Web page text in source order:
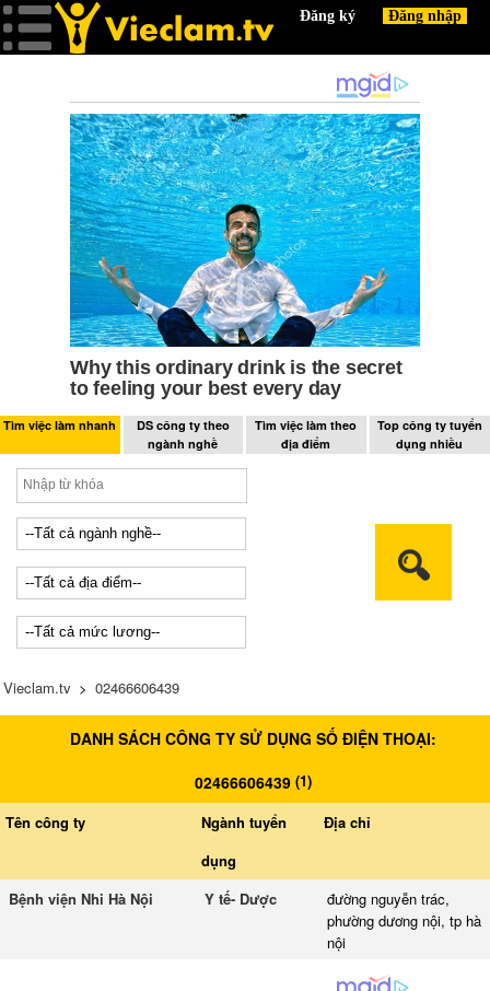
Tìm việc làm nhanh
DS công ty theo
ngành nghề
Tìm việc làm theo
địa điểm
Top công ty tuyển
dụng nhiều
Vieclam.tv > 02466606439
DANH SÁCH CÔNG TY SỬ DỤNG SỐ ĐIỆN THOẠI:
02466606439 (1)
Tên công ty
Ngành tuyển
dụng
Địa chỉ
Bệnh viện Nhi Hà Nội Y tế- Dược
đường nguyễn trác,
phường dương nội, tp hà
nội